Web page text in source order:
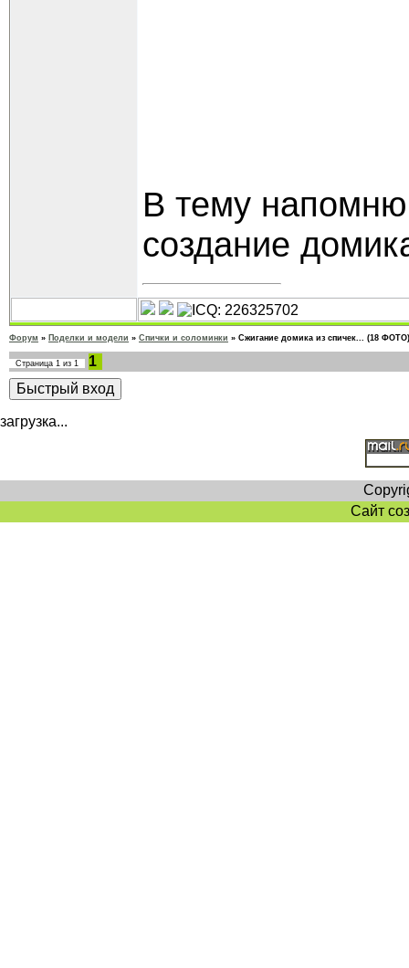
В тему
создание
Форум » Поделки и модели » Спички и соломинки » Сжигание домика из спичек... (18 ФОТО)
Страница 1 из 1 1
загрузка...
Сайт